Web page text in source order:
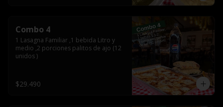
Combo 4
1 Lasagna Familiar ,1 bebida Litro y
medio ,2 porciones palitos de ajo (12
unidos )
$29.490